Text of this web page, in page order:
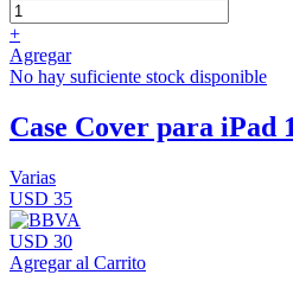
+
Agregar
No hay suficiente stock disponible
Case Cover para iPad
Varias
USD 35
USD 30
Agregar al Carrito